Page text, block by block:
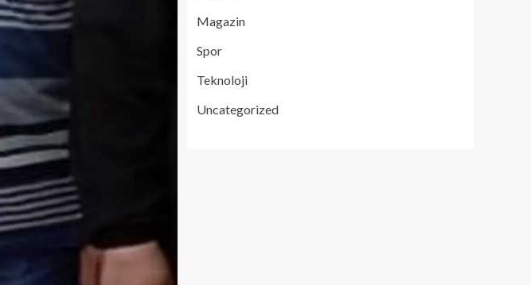
Magazin
Spor
Teknoloji
Uncategorized